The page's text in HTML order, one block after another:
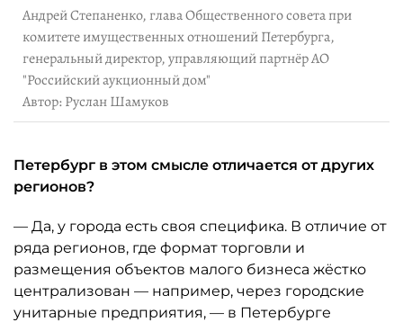
Андрей Степаненко, глава Общественного совета при
комитете имущественных отношений Петербурга,
генеральный директор, управляющий партнёр АО
"Российский аукционный дом"
Автор: Руслан Шамуков
Петербург в этом смысле отличается от других
регионов?
— Да, у города есть своя специфика. В отличие от
ряда регионов, где формат торговли и
размещения объектов малого бизнеса жёстко
централизован — например, через городские
унитарные предприятия, — в Петербурге